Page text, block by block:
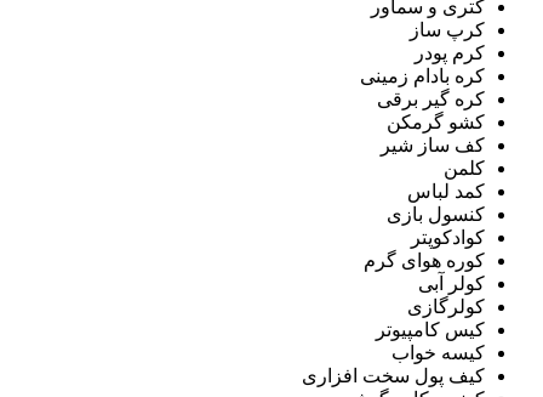
کتری و سماور
کرپ ساز
کرم پودر
کره بادام زمینی
کره گیر برقی
کشو گرمکن
کف ساز شیر
کلمن
کمد لباس
کنسول بازی
کوادکوپتر
کوره هوای گرم
کولر آبی
کولرگازی
کیس کامپیوتر
کیسه خواب
کیف پول سخت افزاری